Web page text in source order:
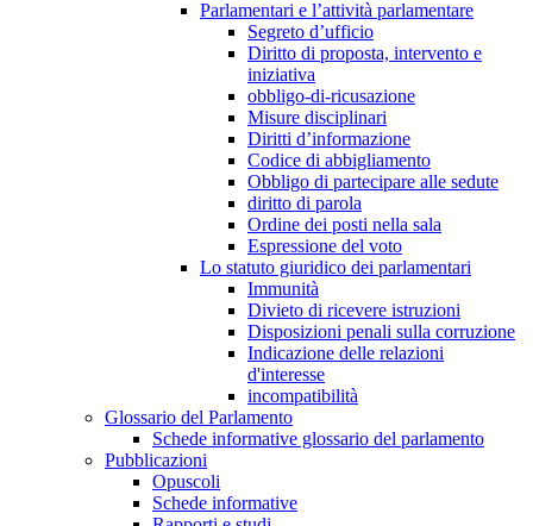
Parlamentari e l’attività parlamentare
Segreto d’ufficio
Diritto di proposta, intervento e
iniziativa
obbligo-di-ricusazione
Misure disciplinari
Diritti d’informazione
Codice di abbigliamento
Obbligo di partecipare alle sedute
diritto di parola
Ordine dei posti nella sala
Espressione del voto
Lo statuto giuridico dei parlamentari
Immunità
Divieto di ricevere istruzioni
Disposizioni penali sulla corruzione
Indicazione delle relazioni
d'interesse
incompatibilità
Glossario del Parlamento
Schede informative glossario del parlamento
Pubblicazioni
Opuscoli
Schede informative